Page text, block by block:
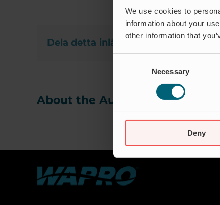
We use cookies to
information about your
other information that
Necessary
Deny
Dela detta inlägg, välj din plattform!
About the Author: waproadmin